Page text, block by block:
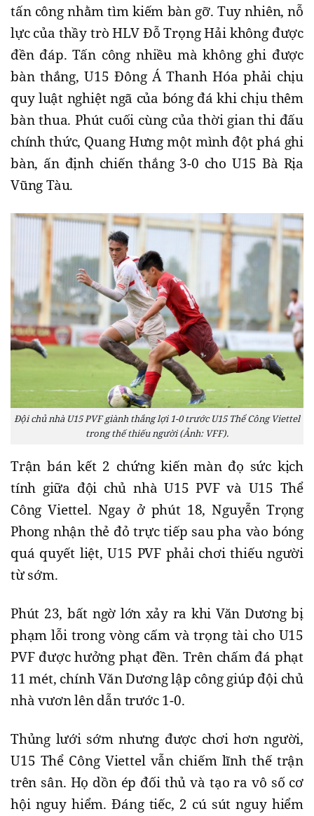
tấn công nhằm tìm kiếm bàn gỡ. Tuy nhiên, nỗ
lực của thầy trò HLV Đỗ Trọng Hải không được
đền đáp. Tấn công nhiều mà không ghi được
bàn thắng, U15 Đông Á Thanh Hóa phải chịu
quy luật nghiệt ngã của bóng đá khi chịu thêm
bàn thua. Phút cuối cùng của thời gian thi đấu
chính thức, Quang Hưng một mình đột phá ghi
bàn, ấn định chiến thắng 3-0 cho U15 Bà Rịa
Vũng Tàu.
Đội chủ nhà U15 PVF giành thắng lợi 1-0 trước U15 Thể Công Viettel
trong thế thiếu người (Ảnh: VFF).
Trận bán kết 2 chứng kiến màn đọ sức kịch
tính giữa đội chủ nhà U15 PVF và U15 Thể
Công Viettel. Ngay ở phút 18, Nguyễn Trọng
Phong nhận thẻ đỏ trực tiếp sau pha vào bóng
quá quyết liệt, U15 PVF phải chơi thiếu người
từ sớm.
Phút 23, bất ngờ lớn xảy ra khi Văn Dương bị
phạm lỗi trong vòng cấm và trọng tài cho U15
PVF được hưởng phạt đền. Trên chấm đá phạt
11 mét, chính Văn Dương lập công giúp đội chủ
nhà vươn lên dẫn trước 1-0.
Thủng lưới sớm nhưng được chơi hơn người,
U15 Thể Công Viettel vẫn chiếm lĩnh thế trận
trên sân. Họ dồn ép đối thủ và tạo ra vô số cơ
hội nguy hiểm. Đáng tiếc, 2 cú sút nguy hiểm